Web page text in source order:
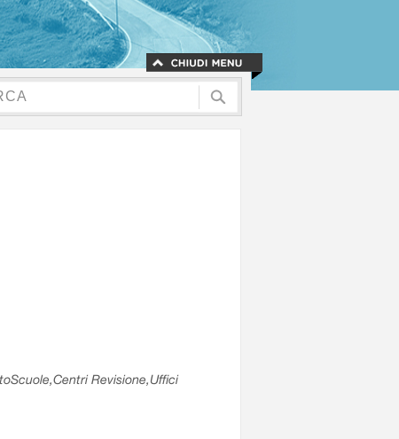
Revisione,Uffici